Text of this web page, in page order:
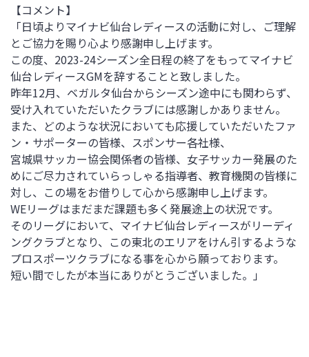
【コメント】
「日頃よりマイナビ仙台レディースの活動に対し、ご理解
とご協力を賜り心より感謝申し上げます。
この度、2023-24シーズン全日程の終了をもってマイナビ
仙台レディースGMを辞することと致しました。
昨年12月、ベガルタ仙台からシーズン途中にも関わらず、
受け入れていただいたクラブには感謝しかありません。
また、どのような状況においても応援していただいたファ
ン・サポーターの皆様、スポンサー各社様、
宮城県サッカー協会関係者の皆様、女子サッカー発展のた
めにご尽力されていらっしゃる指導者、教育機関の皆様に
対し、この場をお借りして心から感謝申し上げます。
WEリーグはまだまだ課題も多く発展途上の状況です。
そのリーグにおいて、マイナビ仙台レディースがリーディ
ングクラブとなり、この東北のエリアをけん引するような
プロスポーツクラブになる事を心から願っております。
短い間でしたが本当にありがとうございました。」